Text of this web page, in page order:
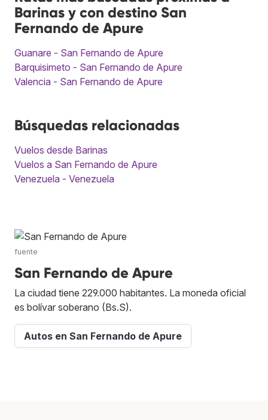
Barinas y con destino San
Fernando de Apure
Guanare - San Fernando de Apure
Barquisimeto - San Fernando de Apure
Valencia - San Fernando de Apure
Búsquedas relacionadas
Vuelos desde Barinas
Vuelos a San Fernando de Apure
Venezuela - Venezuela
fuente
San Fernando de Apure
La ciudad tiene 229.000 habitantes. La moneda oficial
es bolívar soberano (Bs.S).
Autos en San Fernando de Apure